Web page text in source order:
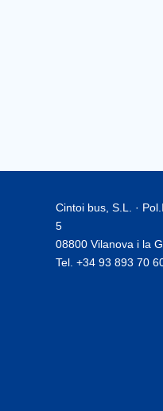
Cintoi bus, S.L. ·
5
08800 Vilanova i la
Tel. +34 93 893 70